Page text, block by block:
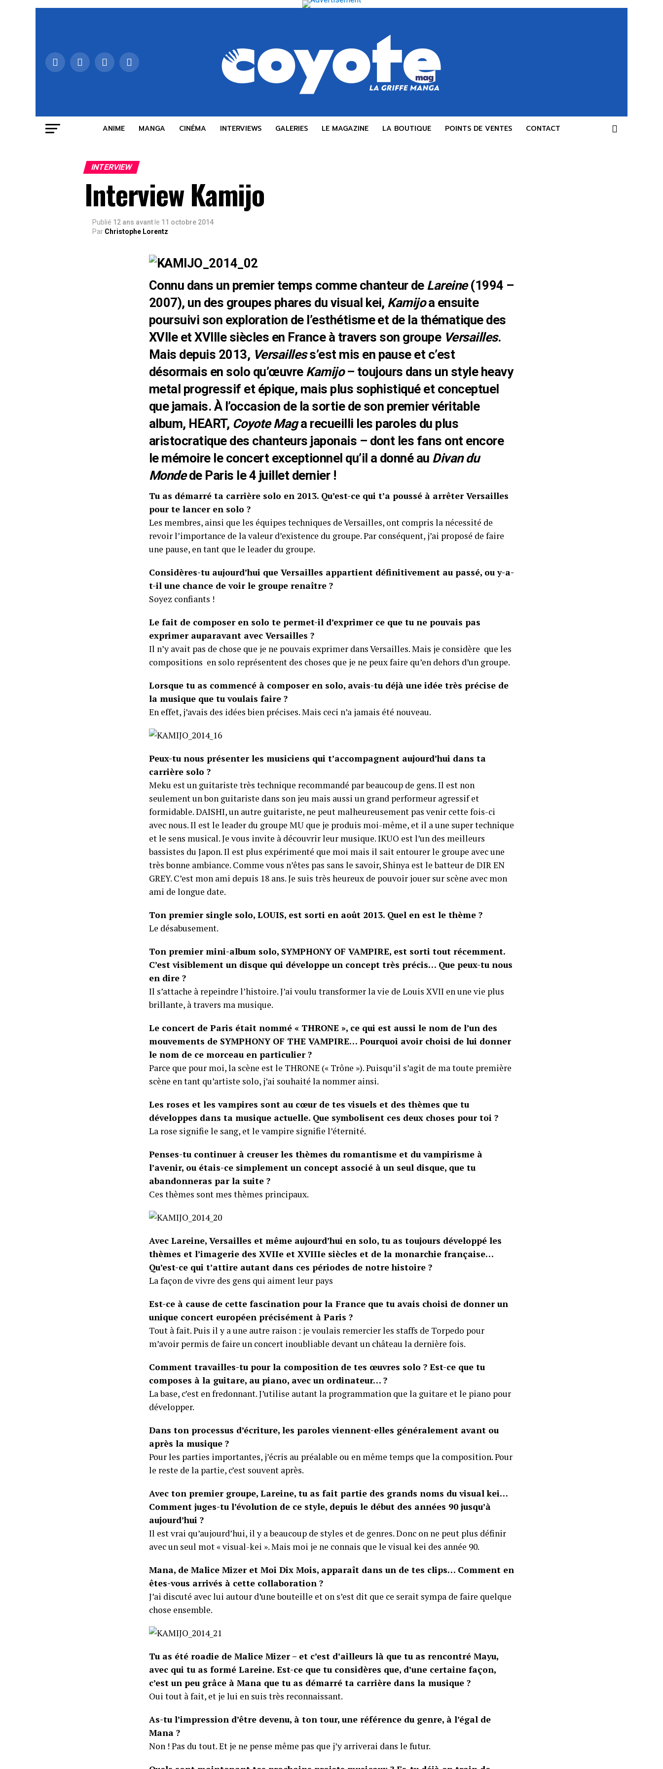
ANIME MANGA CINÉMA INTERVIEWS GALERIES LE MAGAZINE LA BOUTIQUE POINTS DE VENTES CONTACT
INTERVIEW
Interview Kamijo
Publié 12 ans avant le 11 octobre 2014
Par Christophe Lorentz
Connu dans un premier temps comme chanteur de Lareine(1994 –
2007), un des groupes phares du visual kei, Kamijoa ensuite
poursuivi son exploration de l’esthétisme et de la thématique des
XVIIe et XVIIIe siècles en France à travers son groupe Versailles.
Mais depuis 2013, Versailless’est mis en pause et c’est
désormais en solo qu’œuvre Kamijo– toujours dans un style heavy
metal progressif et épique, mais plus sophistiqué et conceptuel
que jamais. À l’occasion de la sortie de son premier véritable
album, HEART, Coyote Maga recueilli les paroles du plus
aristocratique des chanteurs japonais – dont les fans ont encore
le mémoire le concert exceptionnel qu’il a donné au Divan du
Mondede Paris le 4 juillet dernier !
Tu as démarré ta carrière solo en 2013. Qu’est-ce qui t’a poussé à arrêter Versailles
pour te lancer en solo ?
Les membres, ainsi que les équipes techniques de Versailles, ont compris la nécessité de
revoir l’importance de la valeur d’existence du groupe. Par conséquent, j’ai proposé de faire
une pause, en tant que le leader du groupe.
Considères-tu aujourd’hui que Versailles appartient définitivement au passé, ou y-a-
t-il une chance de voir le groupe renaître ?
Soyez confiants !
Le fait de composer en solo te permet-il d’exprimer ce que tu ne pouvais pas
exprimer auparavant avec Versailles ?
Il n’y avait pas de chose que je ne pouvais exprimer dans Versailles. Mais je considère que les
compositions en solo représentent des choses que je ne peux faire qu’en dehors d’un groupe.
Lorsque tu as commencé à composer en solo, avais-tu déjà une idée très précise de
la musique que tu voulais faire ?
En effet, j’avais des idées bien précises. Mais ceci n’a jamais été nouveau.
Peux-tu nous présenter les musiciens qui t’accompagnent aujourd’hui dans ta
carrière solo ?
Meku est un guitariste très technique recommandé par beaucoup de gens. Il est non
seulement un bon guitariste dans son jeu mais aussi un grand performeur agressif et
formidable. DAISHI, un autre guitariste, ne peut malheureusement pas venir cette fois-ci
avec nous. Il est le leader du groupe MU que je produis moi-même, et il a une super technique
et le sens musical. Je vous invite à découvrir leur musique. IKUO est l’un des meilleurs
bassistes du Japon. Il est plus expérimenté que moi mais il sait entourer le groupe avec une
très bonne ambiance. Comme vous n’êtes pas sans le savoir, Shinya est le batteur de DIR EN
GREY. C’est mon ami depuis 18 ans. Je suis très heureux de pouvoir jouer sur scène avec mon
ami de longue date.
Ton premier single solo, LOUIS, est sorti en août 2013. Quel en est le thème ?
Le désabusement.
Ton premier mini-album solo, SYMPHONY OF VAMPIRE, est sorti tout récemment.
C’est visiblement un disque qui développe un concept très précis… Que peux-tu nous
en dire ?
Il s’attache à repeindre l’histoire. J’ai voulu transformer la vie de Louis XVII en une vie plus
brillante, à travers ma musique.
Le concert de Paris était nommé « THRONE », ce qui est aussi le nom de l’un des
mouvements de SYMPHONY OF THE VAMPIRE… Pourquoi avoir choisi de lui donner
le nom de ce morceau en particulier ?
Parce que pour moi, la scène est le THRONE (« Trône »). Puisqu’il s’agit de ma toute première
scène en tant qu’artiste solo, j’ai souhaité la nommer ainsi.
Les roses et les vampires sont au cœur de tes visuels et des thèmes que tu
développes dans ta musique actuelle. Que symbolisent ces deux choses pour toi ?
La rose signifie le sang, et le vampire signifie l’éternité.
Penses-tu continuer à creuser les thèmes du romantisme et du vampirisme à
l’avenir, ou étais-ce simplement un concept associé à un seul disque, que tu
abandonneras par la suite ?
Ces thèmes sont mes thèmes principaux.
Avec Lareine, Versailles et même aujourd’hui en solo, tu as toujours développé les
thèmes et l’imagerie des XVIIe et XVIIIe siècles et de la monarchie française…
Qu’est-ce qui t’attire autant dans ces périodes de notre histoire ?
La façon de vivre des gens qui aiment leur pays
Est-ce à cause de cette fascination pour la France que tu avais choisi de donner un
unique concert européen précisément à Paris ?
Tout à fait. Puis il y a une autre raison : je voulais remercier les staffs de Torpedo pour
m’avoir permis de faire un concert inoubliable devant un château la dernière fois.
Comment travailles-tu pour la composition de tes œuvres solo ? Est-ce que tu
composes à la guitare, au piano, avec un ordinateur… ?
La base, c’est en fredonnant. J’utilise autant la programmation que la guitare et le piano pour
développer.
Dans ton processus d’écriture, les paroles viennent-elles généralement avant ou
après la musique ?
Pour les parties importantes, j’écris au préalable ou en même temps que la composition. Pour
le reste de la partie, c’est souvent après.
Avec ton premier groupe, Lareine, tu as fait partie des grands noms du visual kei…
Comment juges-tu l’évolution de ce style, depuis le début des années 90 jusqu’à
aujourd’hui ?
Il est vrai qu’aujourd’hui, il y a beaucoup de styles et de genres. Donc on ne peut plus définir
avec un seul mot « visual-kei ». Mais moi je ne connais que le visual kei des année 90.
Mana, de Malice Mizer et Moi Dix Mois, apparaît dans un de tes clips… Comment en
êtes-vous arrivés à cette collaboration ?
J’ai discuté avec lui autour d’une bouteille et on s’est dit que ce serait sympa de faire quelque
chose ensemble.
Tu as été roadie de Malice Mizer – et c’est d’ailleurs là que tu as rencontré Mayu,
avec qui tu as formé Lareine. Est-ce que tu considères que, d’une certaine façon,
c’est un peu grâce à Mana que tu as démarré ta carrière dans la musique ?
Oui tout à fait, et je lui en suis très reconnaissant.
As-tu l’impression d’être devenu, à ton tour, une référence du genre, à l’égal de
Mana ?
Non ! Pas du tout. Et je ne pense même pas que j’y arriverai dans le futur.